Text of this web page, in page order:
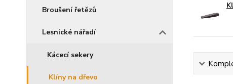
Broušení řetězů
Lesnické nářadí
Kácecí sekery
Klíny na dřevo